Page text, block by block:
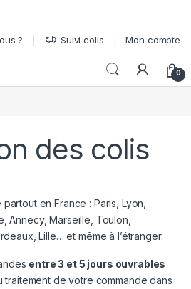
? Suivi colis Mon compte
0
des colis
partout en France : Paris, Lyon,
Annecy, Marseille, Toulon,
Lille… et même à l’étranger.
entre 3 et 5 jours ouvrables
traitement de votre commande dans